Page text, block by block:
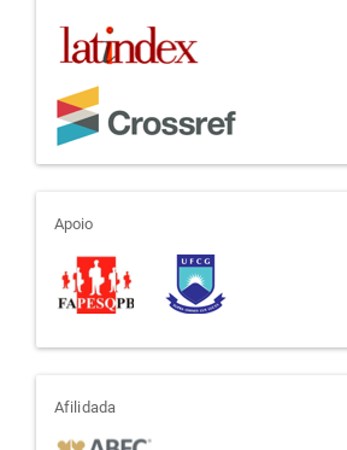
apoio
Apoio
afiliada
Afilidada